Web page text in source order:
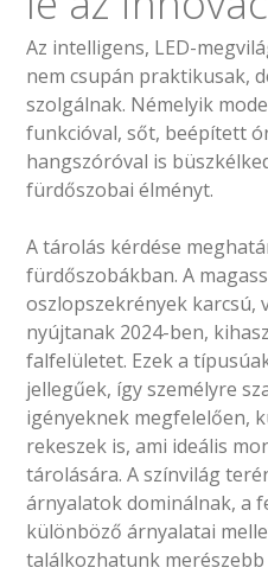
Az intelligens, LED-
nem csupán praktikusak,
szolgálnak. Némelyik
funkcióval, sőt, beépített
hangszóróval is
fürdőszobai élményt.
A tárolás kérdése
fürdőszobákban. A
oszlopszekrények karcsú,
nyújtanak 2024-ben,
falfelületet. Ezek a
jellegűek, így személyre
igényeknek megfelelően,
rekeszek is, ami ideális
tárolására. A színvilág
árnyalatok dominálnak, a
különböző árnyalatai
találkozhatunk